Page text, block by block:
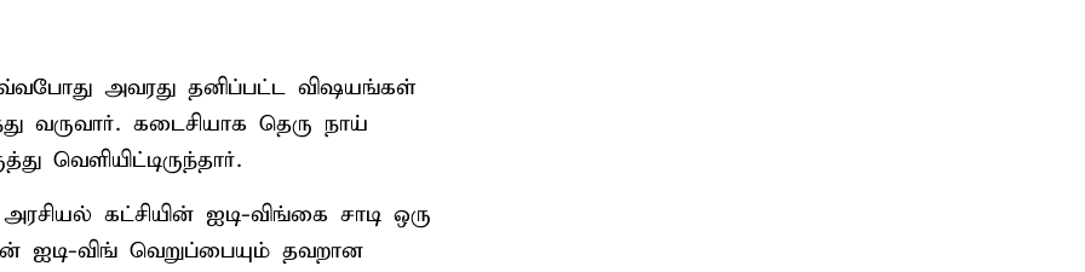
அவரது தனிப்பட்ட விஷயங்கள்
வருவார். கடைசியாக தெரு நாய்
வெளியிட்டிருந்தார்.
கட்சியின் ஐடி-விங்கை சாடி ஒரு
ஐடி-விங் வெறுப்பையும் தவறான